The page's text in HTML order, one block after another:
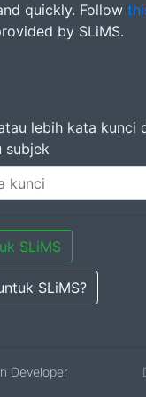
quickly. Follow
by SLiMS.
lebih kata kunci
subjek
SLiMS
SLiMS?
Developer